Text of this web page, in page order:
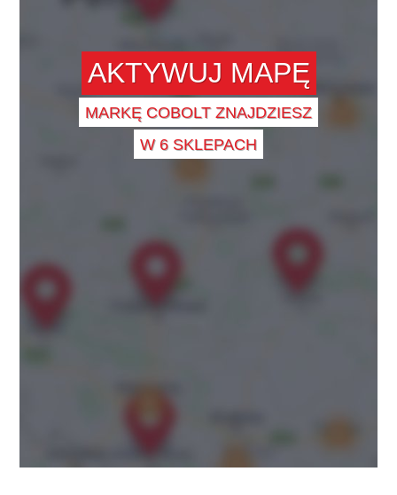
AKTYWUJ MAPĘ
MARKĘ COBOLT ZNAJDZIESZ
W 6 SKLEPACH